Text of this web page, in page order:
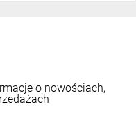
o nowościach,